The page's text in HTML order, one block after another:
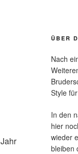
ÜBER
Nach
Style
In den
hier
wieder
bleiben